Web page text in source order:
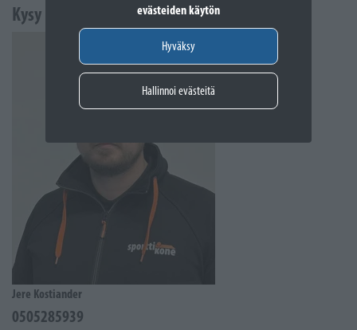
evästeiden käytön
Hyväksy
Hallinnoi evästeitä
Kysy lisää
Jere Kostiander
0505285939